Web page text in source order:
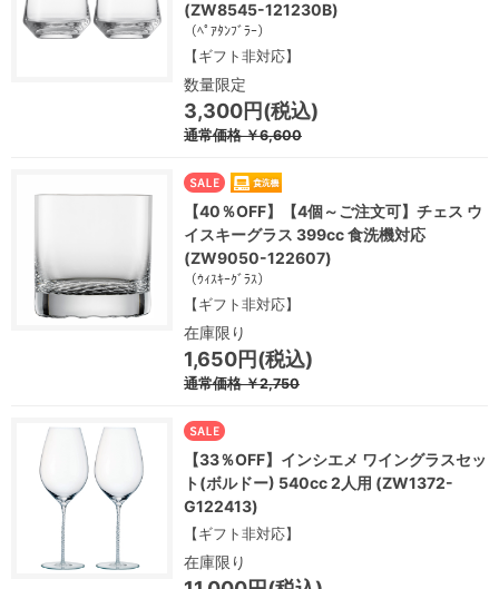
(ZW8545-121230B)
（ﾍﾟｱﾀﾝﾌﾞﾗｰ）
【ギフト非対応】
数量限定
3,300円(税込)
通常価格￥6,600
【40％OFF】【4個～ご注文可】チェス ウ
イスキーグラス 399cc 食洗機対応
(ZW9050-122607)
（ｳｨｽｷｰｸﾞﾗｽ）
【ギフト非対応】
在庫限り
1,650円(税込)
通常価格￥2,750
【33％OFF】インシエメ ワイングラスセッ
ト(ボルドー) 540cc 2人用 (ZW1372-
G122413)
【ギフト非対応】
在庫限り